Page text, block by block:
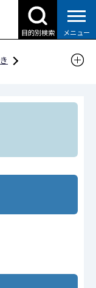
目的別検索 メニュー